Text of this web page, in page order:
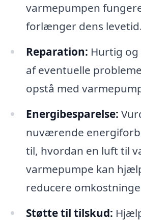
varmepumpen
forlænger dens levetid.
Reparation: Hurtig
af eventuelle
opstå med
Energibesparelse:
nuværende
til, hvordan en luft til
varmepumpe kan
reducere
Støtte til tilskud: